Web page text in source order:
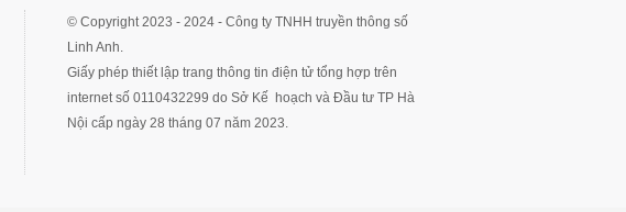
© Copyright 2023 - 2024 - Công ty TNHH truyền thông số
Linh Anh.
Giấy phép thiết lập trang thông tin điện tử tổng hợp trên
internet số 0110432299 do Sở Kế hoạch và Đầu tư TP Hà
Nội cấp ngày 28 tháng 07 năm 2023.